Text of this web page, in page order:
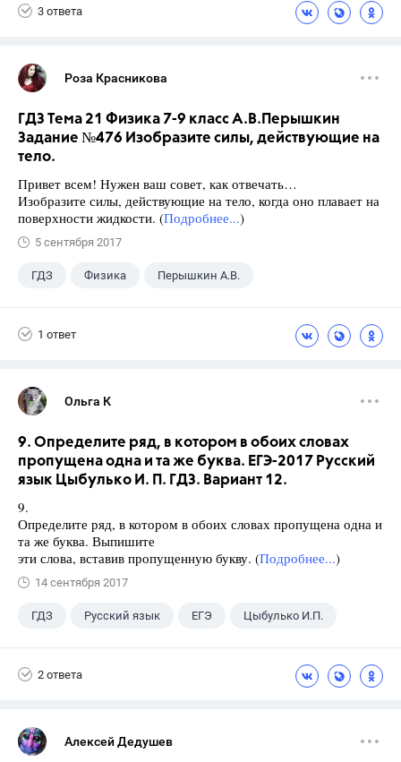
3 ответа
Роза Красникова
ГДЗ Тема 21 Физика 7-9 класс А.В.Перышкин
Задание №476 Изобразите силы, действующие на
тело.
Привет всем! Нужен ваш совет, как отвечать…
Изобразите силы, действующие на тело, когда оно плавает на
поверхности жидкости. (Подробнее...)
5 сентября 2017
ГДЗ Физика Перышкин А.В.
1 ответ
Ольга К
9. Определите ряд, в котором в обоих словах
пропущена одна и та же буква. ЕГЭ-2017 Русский
язык Цыбулько И. П. ГДЗ. Вариант 12.
9.
Определите ряд, в котором в обоих словах пропущена одна и
та же буква. Выпишите
эти слова, вставив пропущенную букву. (Подробнее...)
14 сентября 2017
ГДЗ Русский язык ЕГЭ Цыбулько И.П.
2 ответа
Алексей Дедушев